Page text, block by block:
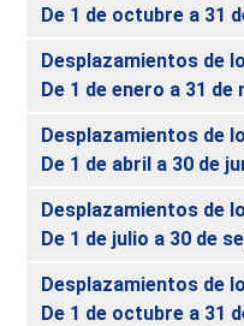
De 1 de octubre a 31
Desplazamientos de
De 1 de enero a 31 de
Desplazamientos de
De 1 de abril a 30 de
Desplazamientos de
De 1 de julio a 30 de
Desplazamientos de
De 1 de octubre a 31